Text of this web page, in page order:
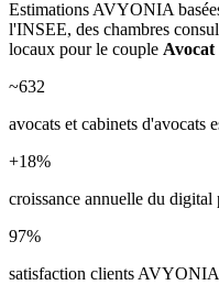
Estimations AVYONIA
l'INSEE, des chambres
locaux pour le couple Avocat
~632
avocats et cabinets d'avocats
+18%
croissance annuelle du digital
97%
satisfaction clients AVYONIA